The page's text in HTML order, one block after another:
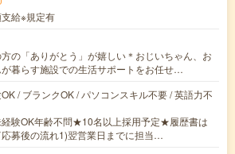
給※規定有
方の「ありがとう」が嬉しい＊おじいちゃん、お
暮らす施設での生活サポートをお任せ…
/ ブランクOK / パソコンスキル不要 / 英語力不
験OK年齢不問★10名以上採用予定★履歴書は
募後の流れ1)翌営業日までに担当…